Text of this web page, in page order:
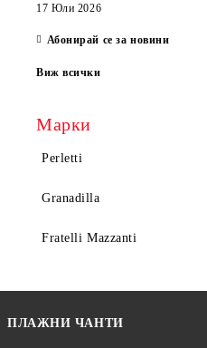
17 Юли 2026
Абонирай се за новини
Виж всички
Марки
Perletti
Granadilla
Fratelli Mazzanti
ПЛАЖНИ ЧАНТИ